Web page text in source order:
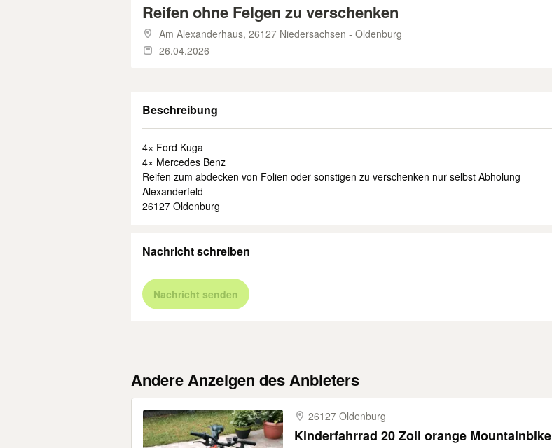
Reifen ohne Felgen zu verschenken
Am Alexanderhaus, 26127 Niedersachsen - Oldenburg
26.04.2026
Beschreibung
4× Ford Kuga
4× Mercedes Benz
Reifen zum abdecken von Folien oder sonstigen zu verschenken nur selbst Abholung
Alexanderfeld
26127 Oldenburg
Nachricht schreiben
Nachricht senden
Andere Anzeigen des Anbieters
26127 Oldenburg
Kinderfahrrad 20 Zoll orange Mountainbike